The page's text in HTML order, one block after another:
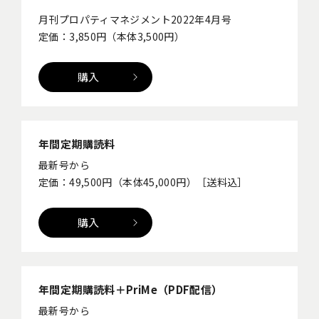
月刊プロパティマネジメント2022年4月号
定価：3,850円（本体3,500円）
購入
年間定期購読料
最新号から
定価：49,500円（本体45,000円）［送料込］
購入
年間定期購読料＋PriMe（PDF配信）
最新号から